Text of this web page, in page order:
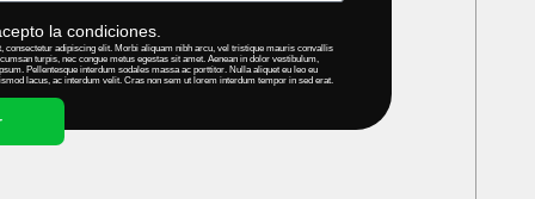
la condiciones.
consectetur adipiscing elit. Morbi aliquam nibh arcu, vel tristique mauris convallis
turpis, nec congue metus egestas sit amet. Aenean in dolor vestibulum,
Pellentesque interdum sodales massa ac porttitor. Nulla aliquet eu leo eu
lacus, ac interdum velit. Cras non sem ut lorem interdum tempor in sed erat.